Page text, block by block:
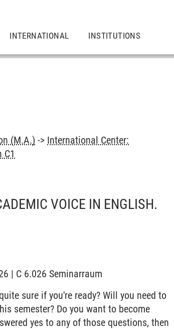
INTERNATIONAL INSTITUTIONS
(M.A.) -> International Center:
C1
VOICE IN ENGLISH.
| C 6.026 Seminarraum
sure if you're ready? Will you need to
semester? Do you want to become
yes to any of those questions, then